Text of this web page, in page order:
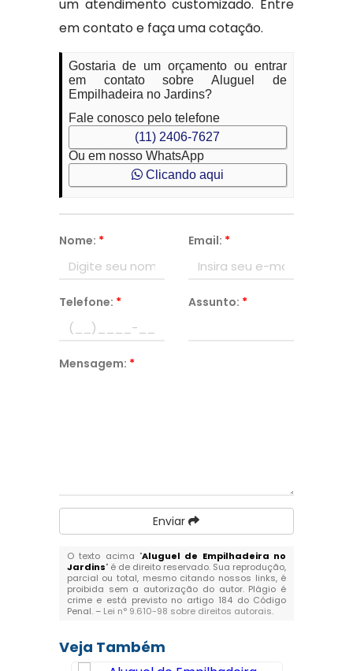
um atendimento customizado. Entre
em contato e faça uma cotação.
Gostaria de um orçamento ou entrar
em contato sobre Aluguel de
Empilhadeira no Jardins?
Fale conosco pelo telefone
(11) 2406-7627
Ou em nosso WhatsApp
Clicando aqui
Nome: * Email: *
Telefone: * Assunto: *
Mensagem: *
Enviar
O texto acima "Aluguel de Empilhadeira no
Jardins" é de direito reservado. Sua reprodução,
parcial ou total, mesmo citando nossos links, é
proibida sem a autorização do autor. Plágio é
crime e está previsto no artigo 184 do Código
Penal. – Lei n° 9.610-98 sobre direitos autorais.
Veja Também